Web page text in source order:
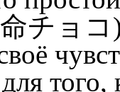
チョ
для